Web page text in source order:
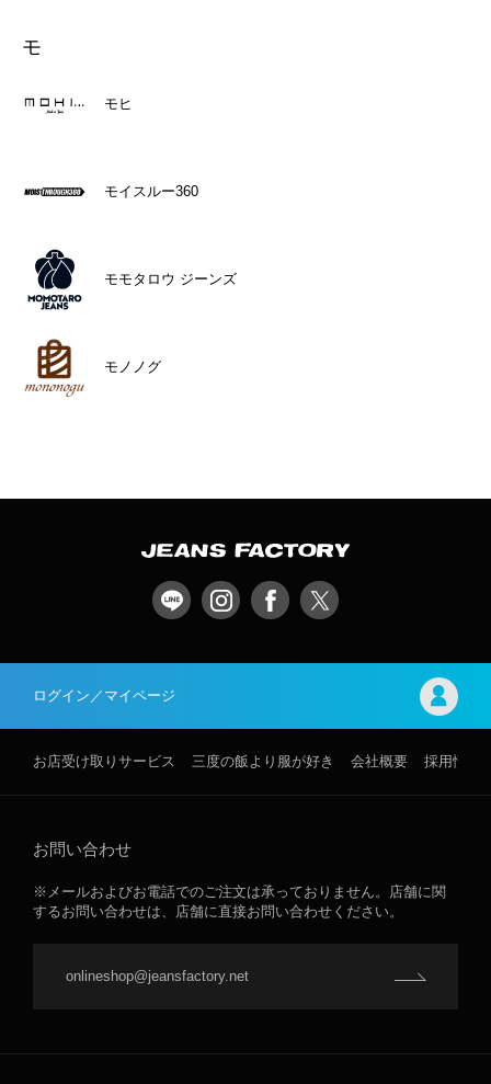
モ
モヒ
モイスルー360
モモタロウ ジーンズ
モノノグ
ログイン／マイページ
お店受け取りサービス 三度の飯より服が好き 会社概要 採用情報
お問い合わせ
※メールおよびお電話でのご注文は承っておりません。店舗に関
するお問い合わせは、店舗に直接お問い合わせください。
onlineshop@jeansfactory.net